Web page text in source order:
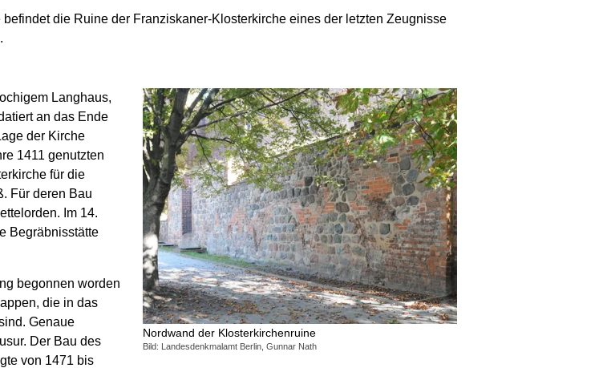
die Ruine der Franziskaner-Klosterkirche eines der letzten Zeugnisse
Nordwand der Klosterkirchenruine
Bild: Landesdenkmalamt Berlin, Gunnar Nath
Langhaus,
an das Ende
der Kirche
1411 genutzten
für die
Für deren Bau
Im 14.
Begräbnisstätte
begonnen worden
die in das
Genaue
Der Bau des
von 1471 bis